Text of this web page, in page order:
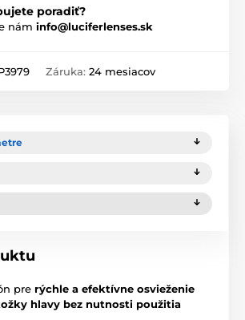
poradiť?
nám info@luciferlenses.sk
Záruka: 24 mesiacov
pre rýchle a efektívne osvieženie
hlavy bez nutnosti použitia